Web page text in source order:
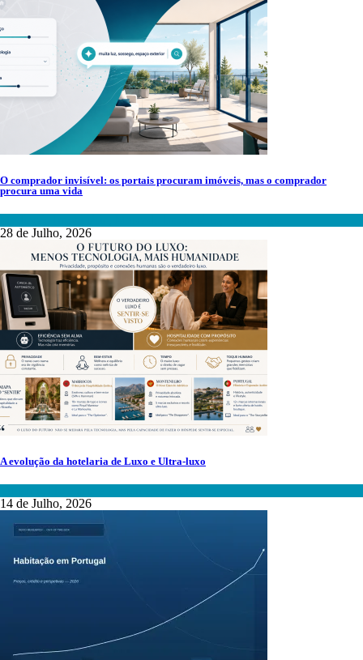
O comprador invisível: os portais procuram imóveis, mas o comprador
procura uma vida
28 de Julho, 2026
A evolução da hotelaria de Luxo e Ultra-luxo
14 de Julho, 2026